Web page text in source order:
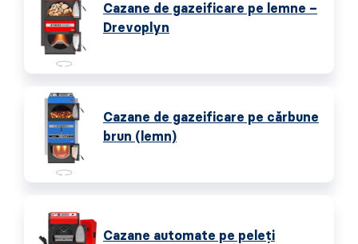
Cazane de gazeificare pe lemne –
Drevoplyn
Cazane de gazeificare pe cărbune
brun (lemn)
Cazane automate pe peleţi